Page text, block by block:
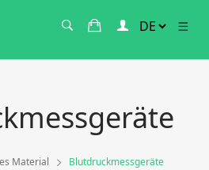
Material Blutdruckmessgeräte